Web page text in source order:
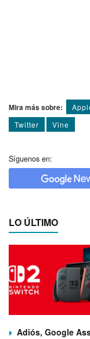
Mira más sobre:
Twitter
Vine
Síguenos en:
LO ÚLTIMO
Adiós, Google